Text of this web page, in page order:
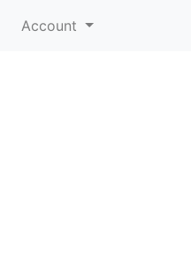
Account